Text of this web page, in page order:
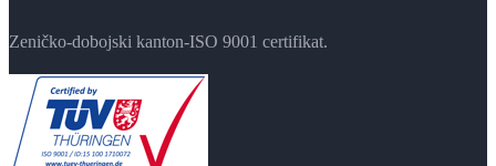
Zeničko-dobojski kanton-ISO 9001 certifikat.